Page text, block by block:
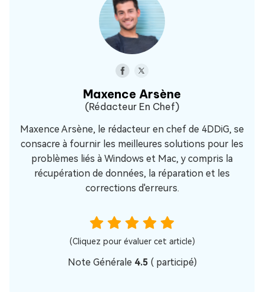
Maxence Arsène
(Rédacteur En Chef)
Maxence Arsène, le rédacteur en chef de 4DDiG, se
consacre à fournir les meilleures solutions pour les
problèmes liés à Windows et Mac, y compris la
récupération de données, la réparation et les
corrections d'erreurs.
(Cliquez pour évaluer cet article)
Note Générale 4.5 (participé)